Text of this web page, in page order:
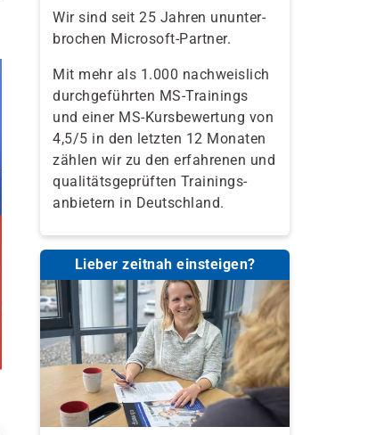
Wir sind seit 25 Jahren ununter-
brochen Microsoft-Partner.
Mit mehr als 1.000 nachweislich
durchgeführten MS-Trainings
und einer MS-Kursbewertung von
4,5/5 in den letzten 12 Monaten
zählen wir zu den erfahrenen und
qualitäts­geprüften Trainings­
anbietern in Deutschland.
Lieber zeitnah einsteigen?